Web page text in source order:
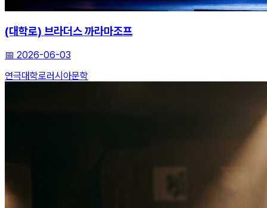
(대학로) 브라더스 까라마조프
📅 2026-06-03
연극대학로러시아문학